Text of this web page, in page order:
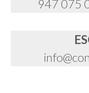
947 075